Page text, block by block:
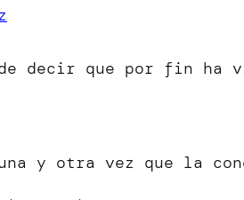
decir que por fin ha
y otra vez que la